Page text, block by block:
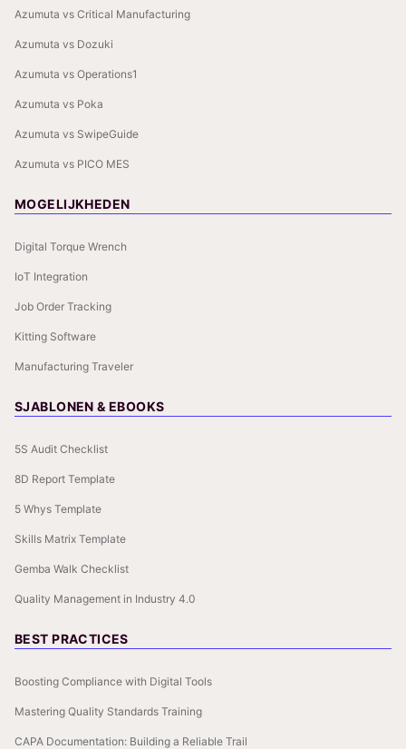
Azumuta vs Critical Manufacturing
Azumuta vs Dozuki
Azumuta vs Operations1
Azumuta vs Poka
Azumuta vs SwipeGuide
Azumuta vs PICO MES
MOGELIJKHEDEN
Digital Torque Wrench
IoT Integration
Job Order Tracking
Kitting Software
Manufacturing Traveler
SJABLONEN & EBOOKS
5S Audit Checklist
8D Report Template
5 Whys Template
Skills Matrix Template
Gemba Walk Checklist
Quality Management in Industry 4.0
BEST PRACTICES
Boosting Compliance with Digital Tools
Mastering Quality Standards Training
CAPA Documentation: Building a Reliable Trail